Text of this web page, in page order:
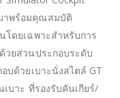
าพร้อมคุณสมบัติ
ดยเฉพาะสำหรับการ
วยส่วนประกอบระดับ
บด้วยเบาะนั่งสไตล์ GT
บาะ ที่รองรับคันเกียร์/